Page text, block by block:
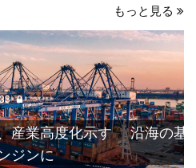
もっと見る
産業高度化示す 沿海の基
ジンに